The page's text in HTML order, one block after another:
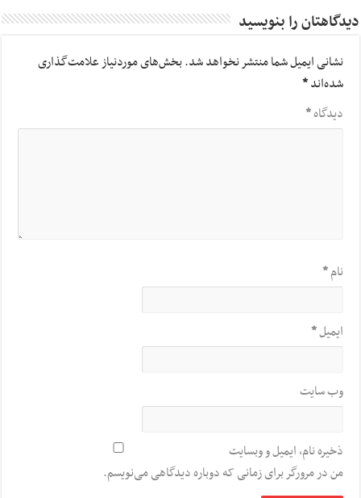
دیدگاهتان را بنویسید
نشانی ایمیل شما منتشر نخواهد شد.بخش‌های موردنیاز علامت‌گذاری
شده‌اند*
دیدگاه*
نام*
ایمیل*
وب‌ سایت
ذخیره نام، ایمیل و وبسایت
من در مرورگر برای زمانی که دوباره دیدگاهی می‌نویسم.